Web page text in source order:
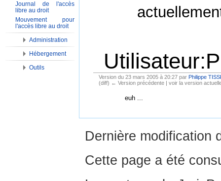
Version du 23 mars 2005 à 20:27 par Philippe
(diff) ← Version précédente | voir la version
euh ...
Journal de l'accès
libre au droit
Mouvement pour
l'accès libre au droit
Administration
Hébergement
Outils
Dernière modification
Cette page a été